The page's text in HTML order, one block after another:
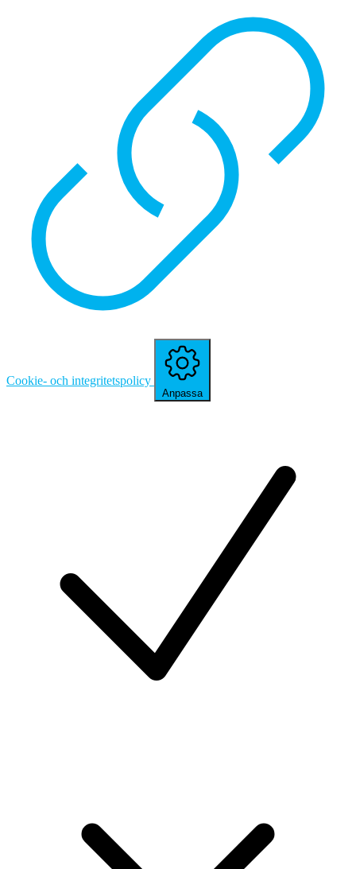
Cookie- och integritetspolicy
Anpassa